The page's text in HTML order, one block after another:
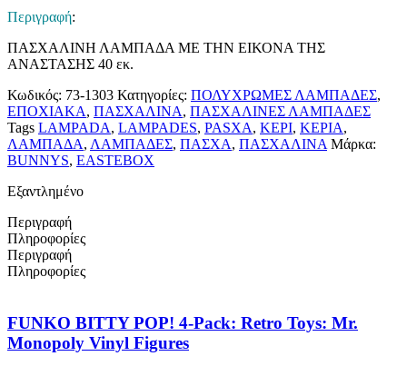
Περιγραφή:
ΠΑΣΧΑΛΙΝΗ ΛΑΜΠΑΔΑ ΜΕ ΤΗΝ ΕΙΚΟΝΑ ΤΗΣ
ΑΝΑΣΤΑΣΗΣ 40 εκ.
Κωδικός: 73-1303 Κατηγορίες: ΠΟΛΥΧΡΩΜΕΣ ΛΑΜΠΑΔΕΣ,
ΕΠΟΧΙΑΚΑ, ΠΑΣΧΑΛΙΝΑ, ΠΑΣΧΑΛΙΝΕΣ ΛΑΜΠΑΔΕΣ
Tags LAMPADA, LAMPADES, PASXA, ΚΕΡΙ, ΚΕΡΙΑ,
ΛΑΜΠΑΔΑ, ΛΑΜΠΑΔΕΣ, ΠΑΣΧΑ, ΠΑΣΧΑΛΙΝΑ Μάρκα:
BUNNYS, EASTEBOX
Εξαντλημένο
Περιγραφή
Πληροφορίες
Περιγραφή
Πληροφορίες
FUNKO BITTY POP! 4-Pack: Retro Toys: Mr.
Monopoly Vinyl Figures